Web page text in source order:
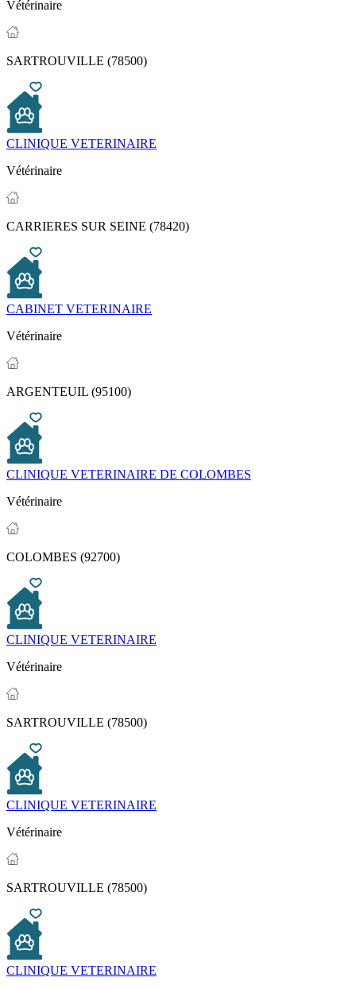
Vétérinaire
SARTROUVILLE (78500)
CLINIQUE VETERINAIRE
Vétérinaire
CARRIERES SUR SEINE (78420)
CABINET VETERINAIRE
Vétérinaire
ARGENTEUIL (95100)
CLINIQUE VETERINAIRE DE COLOMBES
Vétérinaire
COLOMBES (92700)
CLINIQUE VETERINAIRE
Vétérinaire
SARTROUVILLE (78500)
CLINIQUE VETERINAIRE
Vétérinaire
SARTROUVILLE (78500)
CLINIQUE VETERINAIRE